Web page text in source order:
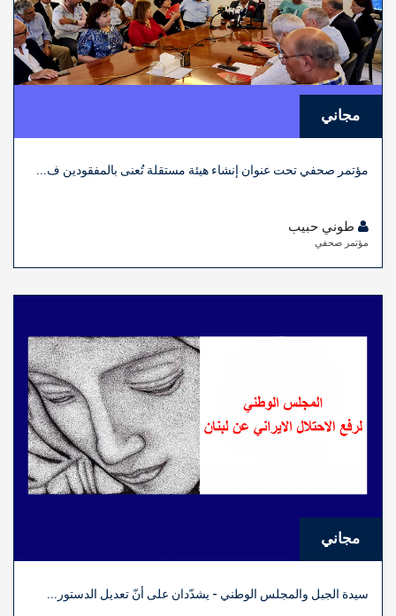
مجاني
مؤتمر صحفي تحت عنوان إنشاء هيئة مستقلة تُعنى بالمفقودين ف...
مؤتمر صحفي
مجاني
سيدة الجبل والمجلس الوطني - يشدّدان على أنّ تعديل الدستور...